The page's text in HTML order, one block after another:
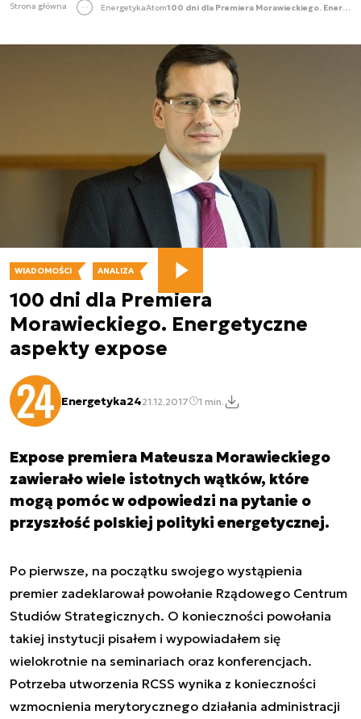
Strona główna EnergetykaAtom 100 dni dla Premiera Morawieckiego. Energetyczne aspekty expose
WIADOMOŚCI ANALIZA
100 dni dla Premiera
Morawieckiego. Energetyczne
aspekty expose
Energetyka2421.12.2017 1 min.
Expose premiera Mateusza Morawieckiego
zawierało wiele istotnych wątków, które
mogą pomóc w odpowiedzi na pytanie o
przyszłość polskiej polityki energetycznej.
Po pierwsze, na początku swojego wystąpienia
premier zadeklarował powołanie Rządowego Centrum
Studiów Strategicznych. O konieczności powołania
takiej instytucji pisałem i wypowiadałem się
wielokrotnie na seminariach oraz konferencjach.
Potrzeba utworzenia RCSS wynika z konieczności
wzmocnienia merytorycznego działania administracji